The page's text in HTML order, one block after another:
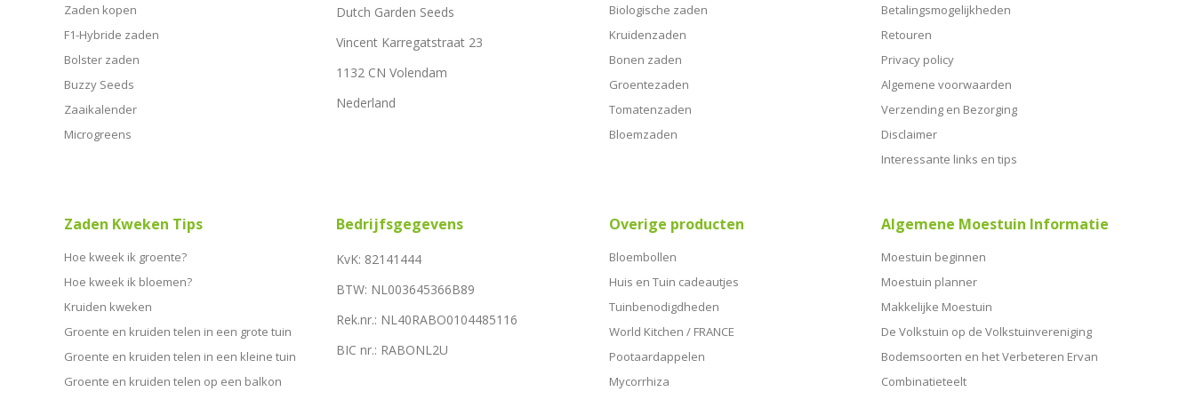
Zaden kopen
F1-Hybride zaden
Bolster zaden
Buzzy Seeds
Zaaikalender
Microgreens
Dutch Garden Seeds
Vincent Karregatstraat 23
1132 CN Volendam
Nederland
Biologische zaden
Kruidenzaden
Bonen zaden
Groentezaden
Tomatenzaden
Bloemzaden
Betalingsmogelijkheden
Retouren
Privacy policy
Algemene voorwaarden
Verzending en Bezorging
Disclaimer
Interessante links en tips
Zaden Kweken Tips
Hoe kweek ik groente?
Hoe kweek ik bloemen?
Kruiden kweken
Groente en kruiden telen in een grote tuin
Groente en kruiden telen in een kleine tuin
Groente en kruiden telen op een balkon
Bedrijfsgegevens
KvK: 82141444
BTW: NL003645366B89
Rek.nr.: NL40RABO0104485116
BIC nr.: RABONL2U
Overige producten
Bloembollen
Huis en Tuin cadeautjes
Tuinbenodigdheden
World Kitchen / FRANCE
Pootaardappelen
Mycorrhiza
Algemene Moestuin Informatie
Moestuin beginnen
Moestuin planner
Makkelijke Moestuin
De Volkstuin op de Volkstuinvereniging
Bodemsoorten en het Verbeteren Ervan
Combinatieteelt